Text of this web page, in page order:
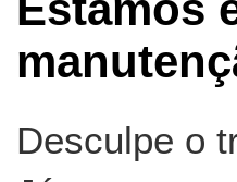
Desculpe o